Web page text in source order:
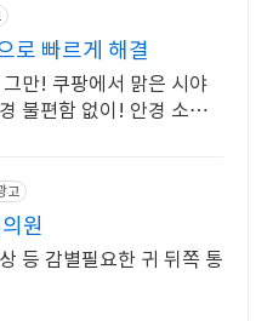
로 빠르게 해결
만! 쿠팡에서 맑은 시야
불편함 없이! 안경 소품,
고
원
등 감별필요한 귀 뒤쪽 통